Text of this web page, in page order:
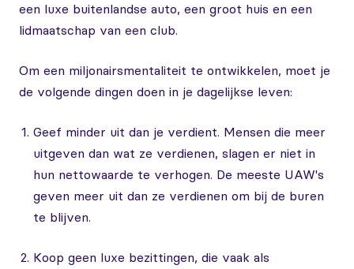
een luxe buitenlandse auto, een groot huis en een
lidmaatschap van een club.
Om een miljonairsmentaliteit te ontwikkelen, moet je
de volgende dingen doen in je dagelijkse leven:
Geef minder uit dan je verdient. Mensen die meer
uitgeven dan wat ze verdienen, slagen er niet in
hun nettowaarde te verhogen. De meeste UAW's
geven meer uit dan ze verdienen om bij de buren
te blijven.
Koop geen luxe bezittingen, die vaak als